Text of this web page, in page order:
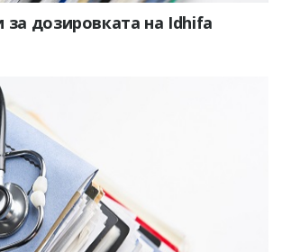
за дозировката на Idhifa